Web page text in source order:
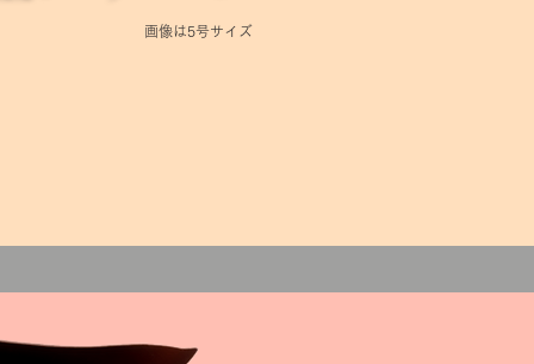
画像は5号サイズ